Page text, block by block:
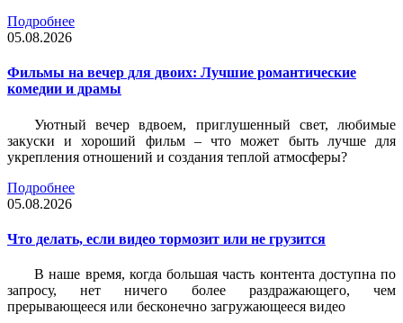
Подробнее
05.08.2026
Фильмы на вечер для двоих: Лучшие романтические
комедии и драмы
Уютный вечер вдвоем, приглушенный свет, любимые
закуски и хороший фильм – что может быть лучше для
укрепления отношений и создания теплой атмосферы?
Подробнее
05.08.2026
Что делать, если видео тормозит или не грузится
В наше время, когда большая часть контента доступна по
запросу, нет ничего более раздражающего, чем
прерывающееся или бесконечно загружающееся видео